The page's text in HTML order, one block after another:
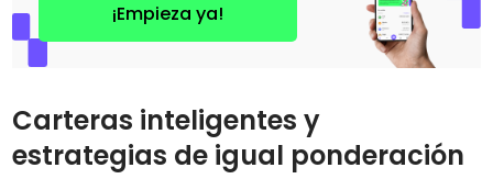
¡Empieza ya!
Carteras inteligentes y
estrategias de igual ponderación